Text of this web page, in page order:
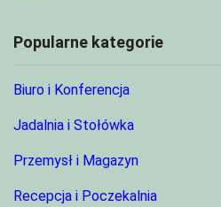
Popularne kategorie
Biuro i Konferencja
Jadalnia i Stołówka
Przemysł i Magazyn
Recepcja i Poczekalnia